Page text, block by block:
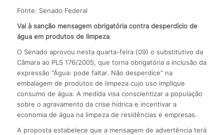
Fonte: Senado Federal
Vai à sanção mensagem obrigatória contra desperdício de
água em produtos de limpeza
O Senado aprovou nesta quarta-feira (09) o substitutivo da
Câmara ao PLS 176/2005, que torna obrigatória a inclusão da
expressão “Água: pode faltar. Não desperdice” na
embalagem de produtos de limpeza cujo uso implique
consumo de água. A medida visa conscientizar a população
sobre o agravamento da crise hídrica e incentivar a
economia de água na limpeza de residências e empresas.
A proposta estabelece que a mensagem de advertência terá